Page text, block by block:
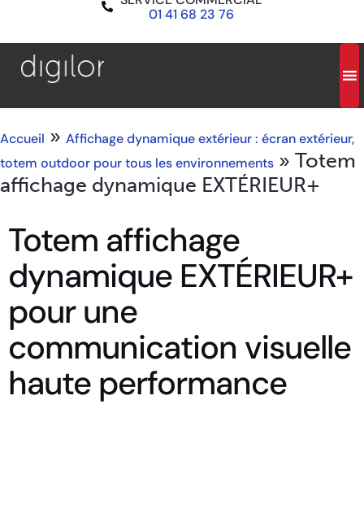
01 41 68 23 76
Accueil » Affichage dynamique extérieur : écran extérieur,
totem outdoor pour tous les environnements » Totem
affichage dynamique EXTÉRIEUR+
Totem affichage
dynamique EXTÉRIEUR+
pour une
communication visuelle
haute performance